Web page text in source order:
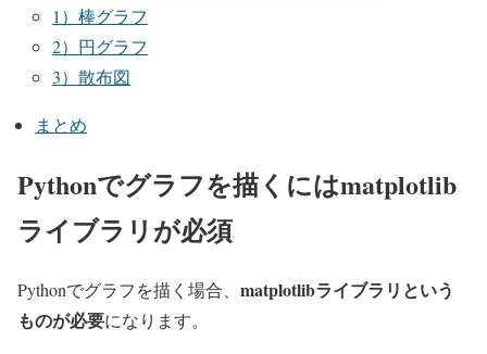
1）棒グラフ
2）円グラフ
3）散布図
まとめ
Pythonでグラフを描くにはmatplotlib
ライブラリが必須
Pythonでグラフを描く場合、 matplotlibライブラリという
ものが必要になります。